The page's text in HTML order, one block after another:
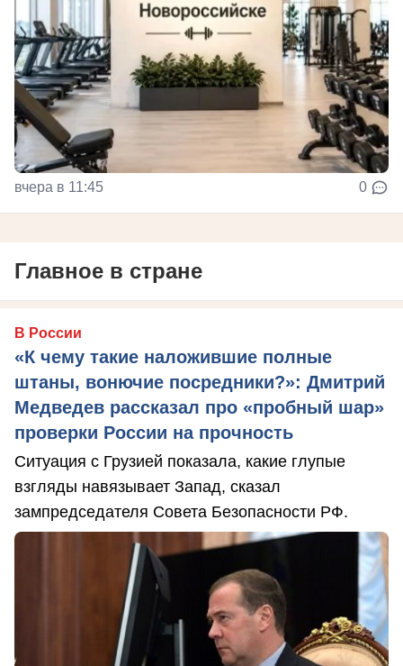
вчера в 11:45 0
Главное в стране
В России
«К чему такие наложившие полные
штаны, вонючие посредники?»: Дмитрий
Медведев рассказал про «пробный шар»
проверки России на прочность
Ситуация с Грузией показала, какие глупые
взгляды навязывает Запад, сказал
зампредседателя Совета Безопасности РФ.